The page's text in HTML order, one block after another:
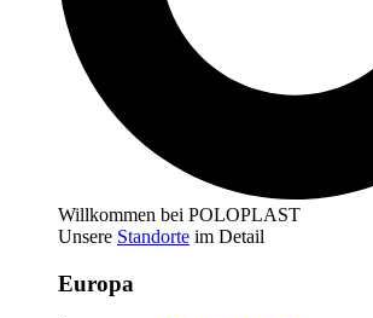
Willkommen bei POLOPLAST
Unsere Standorte im Detail
Europa